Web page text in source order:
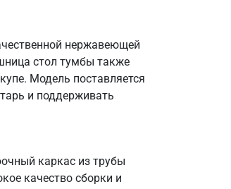
нержавеющей
стол тумбы также
Модель поставляется
и поддерживать
каркас из трубы
качество сборки и